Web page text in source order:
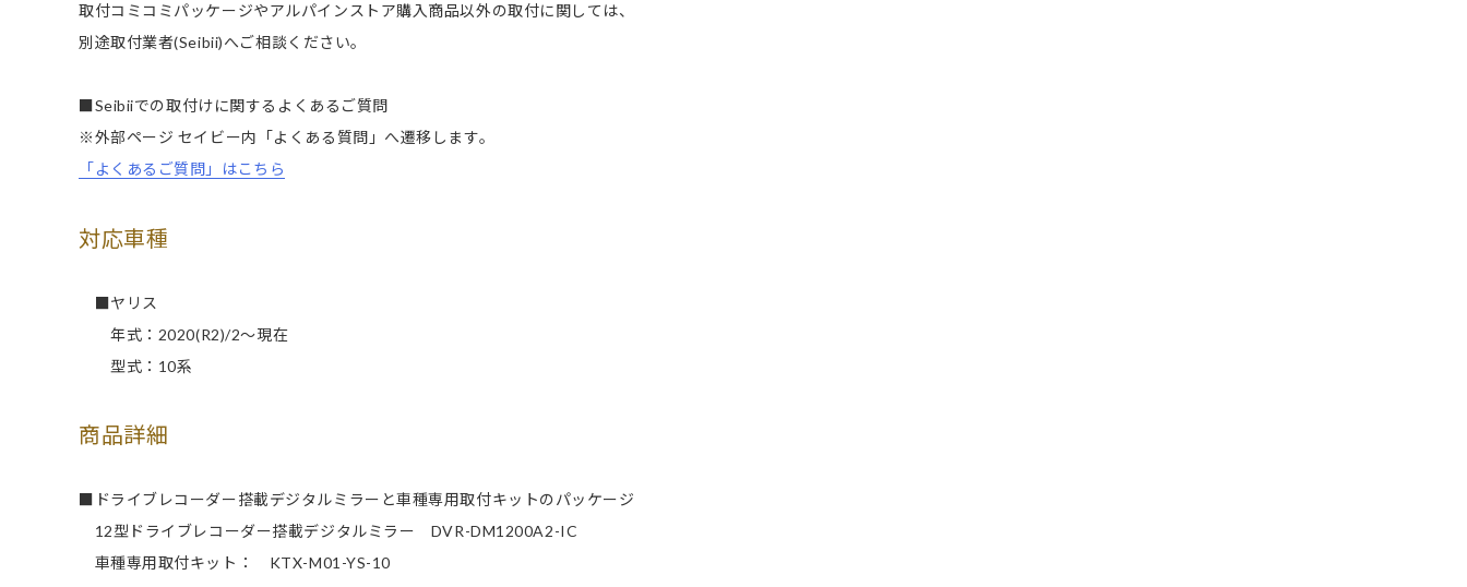
取付コミコミパッケージやアルパインストア購入商品以外の取付に関しては、
別途取付業者(Seibii)へご相談ください。
■Seibiiでの取付けに関するよくあるご質問
※外部ページ セイビー内「よくある質問」へ遷移します。
「よくあるご質問」はこちら
対応車種
■ヤリス
年式：2020(R2)/2～現在
型式：10系
商品詳細
■ドライブレコーダー搭載デジタルミラーと車種専用取付キットのパッケージ
12型ドライブレコーダー搭載デジタルミラー DVR-DM1200A2-IC
車種専用取付キット： KTX-M01-YS-10